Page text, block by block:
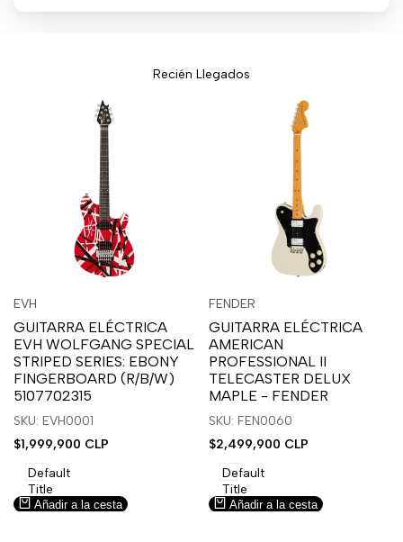
Recién Llegados
sesión
para
usar
la
lista
deseos.
para
usar
Compare
Proveedor:
EVH
GUITARRA ELÉCTRICA
EVH WOLFGANG SPECIAL
STRIPED SERIES: EBONY
FINGERBOARD (R/B/W)
5107702315
SKU: EVH0001
Precio
venta
$1,999,900 CLP
Default
Title
Añadir a la cesta
sesión
para
usar
la
lista
deseos.
sesión
para
usar
Compare
Vista
Proveedor:
FENDER
GUITARRA ELÉCTRICA
AMERICAN
PROFESSIONAL II
TELECASTER DELUX
MAPLE - FENDER
SKU: FEN0060
Precio
venta
$2,499,900 CLP
Default
Title
Añadir a la cesta